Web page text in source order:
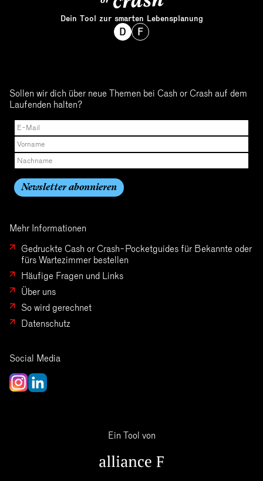
Dein Tool zur smarten Lebensplanung
D F
Sollen wir dich über neue Themen bei Cash or Crash auf dem
Laufenden halten?
Mehr Informationen
Gedruckte Cash or Crash-Pocketguides für Bekannte oder
fürs Wartezimmer bestellen
Häufige Fragen und Links
Über uns
So wird gerechnet
Datenschutz
Social Media
Ein Tool von